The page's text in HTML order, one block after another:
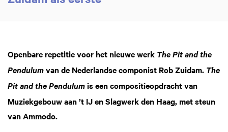
Openbare repetitie voor het nieuwe werk The Pit and the
Pendulum van de Nederlandse componist Rob Zuidam. The
Pit and the Pendulum is een compositieopdracht van
Muziekgebouw aan ’t IJ en Slagwerk den Haag, met steun
van Ammodo.